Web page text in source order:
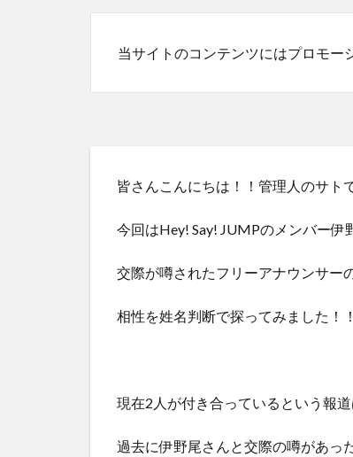
当サイトのコンテンツにはプロモー
皆さんこんにちは！！管理人のサト
今回はHey! Say! JUMPのメンバー伊
交際が噂されたフリーアナウンサー
相性を姓名判断で探ってみました！！
現在2人が付き合っているという報
過去に伊野尾さんと交際の噂があっ